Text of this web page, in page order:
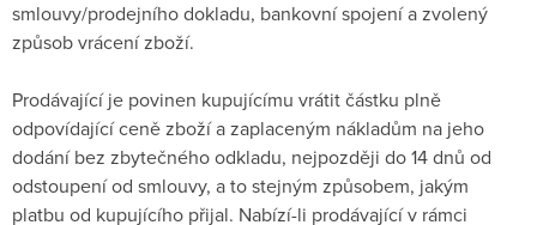
smlouvy/prodejního dokladu, bankovní spojení a zvolený
způsob vrácení zboží.
Prodávající je povinen kupujícímu vrátit částku plně
odpovídající ceně zboží a zaplaceným nákladům na jeho
dodání bez zbytečného odkladu, nejpozději do 14 dnů od
odstoupení od smlouvy, a to stejným způsobem, jakým
platbu od kupujícího přijal. Nabízí-li prodávající v rámci